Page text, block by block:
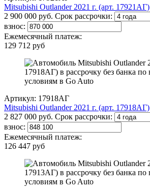
Mitsubishi Outlander 2021 г. (арт. 17921АГ)
2 900 000 руб. Срок рассрочки:
взнос:
Ежемесячный платеж:
129 712 руб
Артикул: 17918АГ
Mitsubishi Outlander 2021 г. (арт. 17918АГ)
2 827 000 руб. Срок рассрочки:
взнос:
Ежемесячный платеж:
126 447 руб